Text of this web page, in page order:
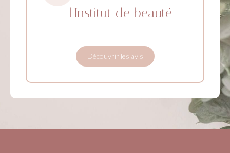
l'Institut de beauté
Découvrir les avis